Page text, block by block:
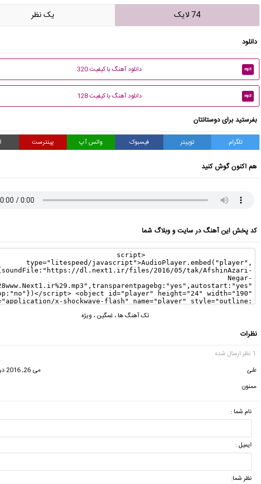
74 لایک يک نظر
دانلود
mp3 دانلود آهنگ با کیفیت 320
mp3 دانلود آهنگ با کیفیت 128
بفرستید برای دوستانتان
تلگرام توییتر فیسبوک واتس آپ پینترست
هم اکنون گوش کنید
کد پخش این آهنگ در سایت و وبلاگ شما
تک آهنگ ها، غمگین ، ویژه
نظرات
1 نظر ارسال شده
علی
می 26, 2016 در 8:40 ق.ظ
ممنون
نام شما :
ایمیل :
نظر شما: